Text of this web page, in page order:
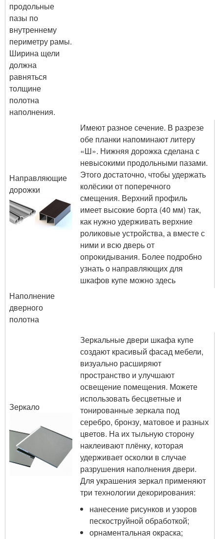
продольные
пазы по
внутреннему
периметру рамы.
Ширина щели
должна
равняться
толщине
полотна
наполнения.
Направляющие
дорожки
Имеют разное сечение. В разрезе
обе планки напоминают литеру
«Ш». Нижняя дорожка сделана с
невысокими продольными пазами.
Этого достаточно, чтобы удержать
колёсики от поперечного
смещения. Верхний профиль
имеет высокие борта (40 мм) так,
как нужно удерживать верхние
роликовые устройства, а вместе с
ними и всю дверь от
опрокидывания. Более подробно
узнать о направляющих для
шкафов купе можно здесь
Наполнение
дверного
полотна
Зеркало
Зеркальные двери шкафа купе
создают красивый фасад мебели,
визуально расширяют
пространство и улучшают
освещение помещения. Можете
использовать бесцветные и
тонированные зеркала под
серебро, бронзу, матовое и разных
цветов. На их тыльную сторону
наклеивают плёнку, которая
удерживает осколки в случае
разрушения наполнения двери.
Для украшения зеркал применяют
три технологии декорирования:
нанесение рисунков и узоров
пескоструйной обработкой;
орнаментальная окраска;